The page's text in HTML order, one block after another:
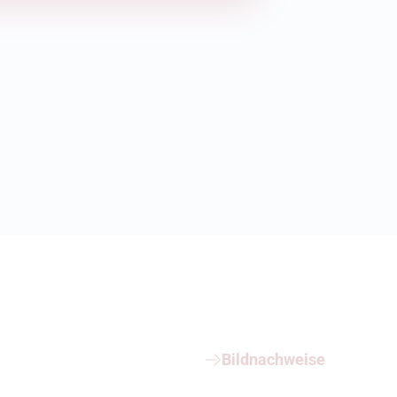
Bildnachweise